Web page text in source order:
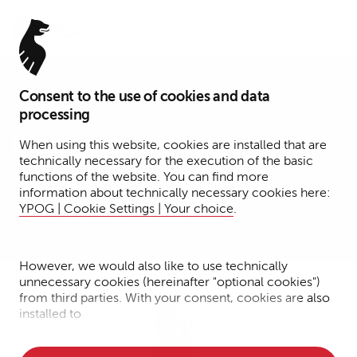
Consent to the use of cookies and data
processing
When using this website, cookies are installed that are
technically necessary for the execution of the basic
functions of the website. You can find more
information about technically necessary cookies here:
YPOG | Cookie Settings | Your choice.
However, we would also like to use technically
unnecessary cookies (hereinafter "optional cookies")
from third parties. With your consent, cookies are also
installed to
Associate
Elmar Trautmann
Berlin